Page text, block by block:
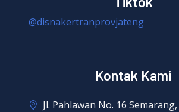
@disnakertranprovjateng
Kontak Kami
Jl. Pahlawan No. 16 Semarang,